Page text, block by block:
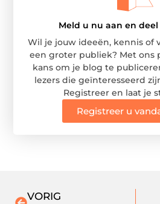
Meld u nu aan en
Wil je jouw ideeën, kennis of
een groter publiek? Met ons
kans om je blog te
lezers die geïnteresseerd
Registreer en laat je
Registreer u
VORIG